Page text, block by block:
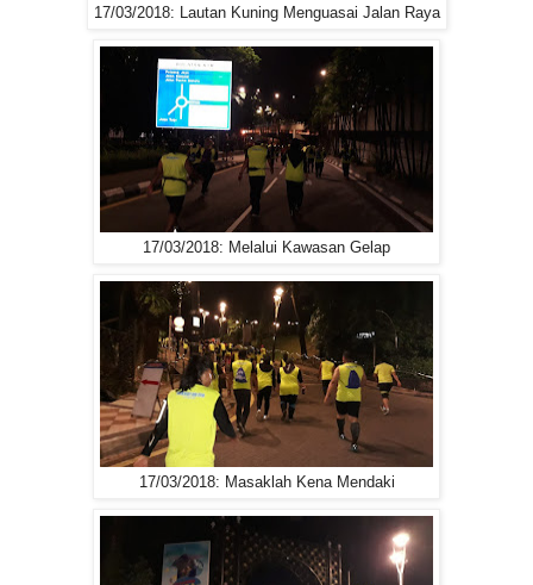
17/03/2018: Lautan Kuning Menguasai Jalan Raya
17/03/2018: Melalui Kawasan Gelap
17/03/2018: Masaklah Kena Mendaki